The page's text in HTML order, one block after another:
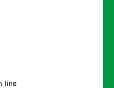
line